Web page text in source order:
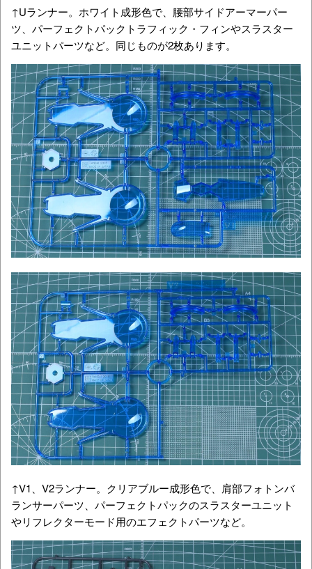
↑Uランナー。ホワイト成形色で、腰部サイドアーマーパー
ツ、パーフェクトパックトラフィック・フィンやスラスター
ユニットパーツなど。同じものが2枚あります。
↑V1、V2ランナー。クリアブルー成形色で、肩部フォトンバ
ランサーパーツ、パーフェクトパックのスラスターユニット
やリフレクターモード用のエフェクトパーツなど。